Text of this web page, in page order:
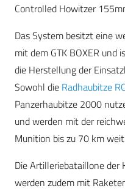
Controlled Howitzer
Das System besitzt eine
mit dem GTK BOXER
die Herstellung der
Sowohl die Radhaubitze
Panzerhaubitze 2000
und werden mit der
Munition bis zu 70 km
Die Artilleriebataillone der
werden zudem mit